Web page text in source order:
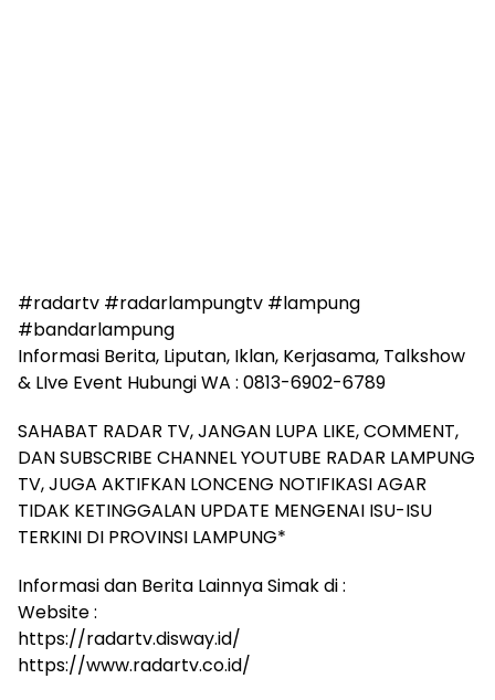
#radartv #radarlampungtv #lampung
#bandarlampung
Informasi Berita, Liputan, Iklan, Kerjasama, Talkshow
& LIve Event Hubungi WA : 0813-6902-6789
SAHABAT RADAR TV, JANGAN LUPA LIKE, COMMENT,
DAN SUBSCRIBE CHANNEL YOUTUBE RADAR LAMPUNG
TV, JUGA AKTIFKAN LONCENG NOTIFIKASI AGAR
TIDAK KETINGGALAN UPDATE MENGENAI ISU-ISU
TERKINI DI PROVINSI LAMPUNG*
Informasi dan Berita Lainnya Simak di :
Website :
https://radartv.disway.id/
https://www.radartv.co.id/